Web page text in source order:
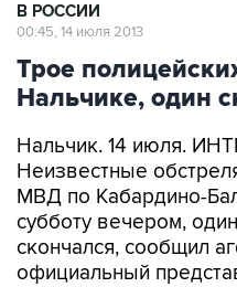
В РОССИИ
00:45, 14 июля 2013
Трое
Нальчике, один
Нальчик. 14 июля.
Неизвестные
МВД по Кабардино-
субботу вечером,
скончался, сообщил
официальный